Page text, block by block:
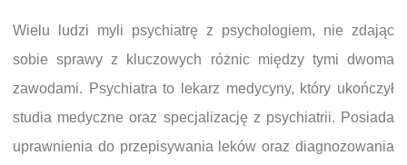
Wielu ludzi myli psychiatrę z psychologiem, nie zdając
sobie sprawy z kluczowych różnic między tymi dwoma
zawodami. Psychiatra to lekarz medycyny, który ukończył
studia medyczne oraz specjalizację z psychiatrii. Posiada
uprawnienia do przepisywania leków oraz diagnozowania